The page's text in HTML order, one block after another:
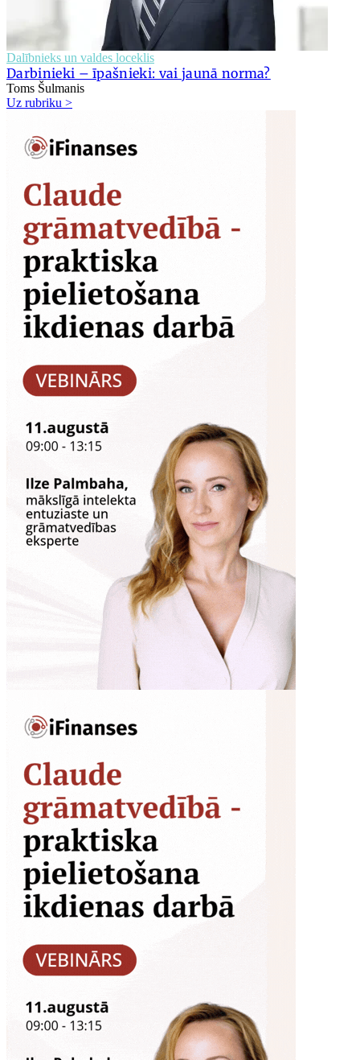
Dalībnieks un valdes loceklis
Darbinieki – īpašnieki: vai jaunā norma?
Toms Šulmanis
Uz rubriku >